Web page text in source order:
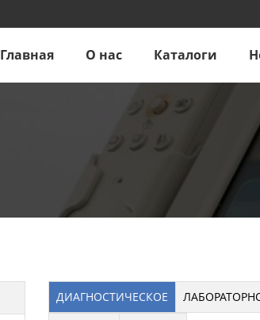
Главная О нас Каталоги
ДИАГНОСТИЧЕСКОЕ